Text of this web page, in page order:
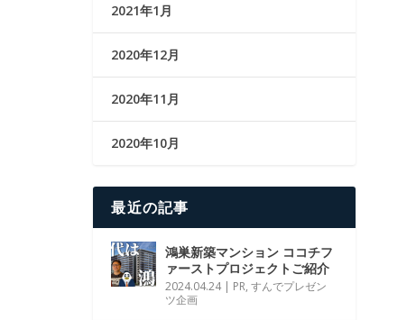
2021年1月
2020年12月
2020年11月
2020年10月
最近の記事
鴻巣新築マンション ココチフ
ァーストプロジェクトご紹介
2024.04.24| PR,すんでプレゼン
ツ企画